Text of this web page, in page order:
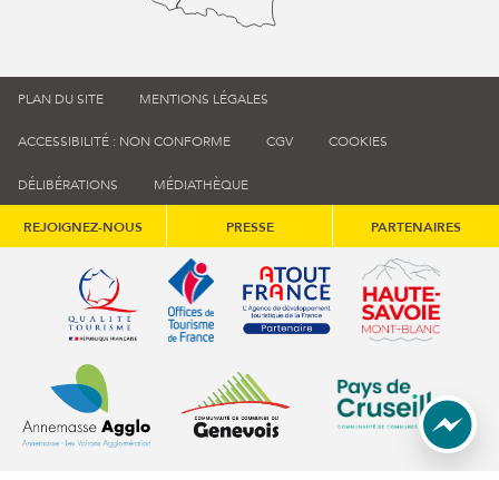
PLAN DU SITE MENTIONS LÉGALES
ACCESSIBILITÉ : NON CONFORME CGV COOKIES
DÉLIBÉRATIONS MÉDIATHÈQUE
REJOIGNEZ-NOUS PRESSE PARTENAIRES
Qualité tourisme (s'ouvre dans une nouvelle fenêtre)
Office de tourisme de France (s'ouvre
Atout France (s'ouvre dans
Annemasse Agglo (s'ouvre dans une nouvelle fenêtre)
Communauté de communes du
Communauté de